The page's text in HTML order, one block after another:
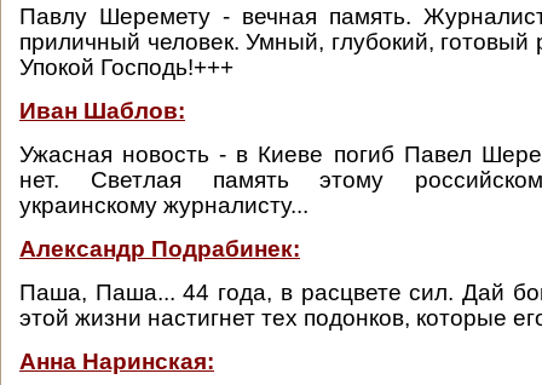
Павлу Шеремету - вечная память.
приличный человек. Умный, глубокий, готовый
Упокой Господь!+++
Иван Шаблов:
Ужасная новость - в Киеве погиб Павел
нет. Светлая память этому
украинскому журналисту...
Александр Подрабинек:
Паша, Паша... 44 года, в расцвете сил. Дай
этой жизни настигнет тех подонков, которые
Анна Наринская: